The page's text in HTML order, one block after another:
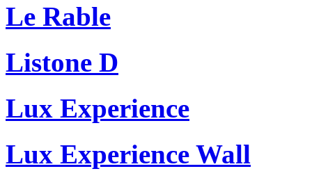
Le Rable
Listone D
Lux Experience
Lux Experience Wall